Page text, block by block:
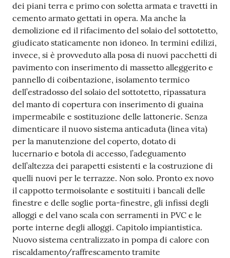
dei piani terra e primo con soletta armata e travetti in
cemento armato gettati in opera. Ma anche la
demolizione ed il rifacimento del solaio del sottotetto,
giudicato staticamente non idoneo. In termini edilizi,
invece, si è provveduto alla posa di nuovi pacchetti di
pavimento con inserimento di massetto alleggerito e
pannello di coibentazione, isolamento termico
dell’estradosso del solaio del sottotetto, ripassatura
del manto di copertura con inserimento di guaina
impermeabile e sostituzione delle lattonerie. Senza
dimenticare il nuovo sistema anticaduta (linea vita)
per la manutenzione del coperto, dotato di
lucernario e botola di accesso, l’adeguamento
dell’altezza dei parapetti esistenti e la costruzione di
quelli nuovi per le terrazze. Non solo. Pronto ex novo
il cappotto termoisolante e sostituiti i bancali delle
finestre e delle soglie porta-finestre, gli infissi degli
alloggi e del vano scala con serramenti in PVC e le
porte interne degli alloggi. Capitolo impiantistica.
Nuovo sistema centralizzato in pompa di calore con
riscaldamento/raffrescamento tramite